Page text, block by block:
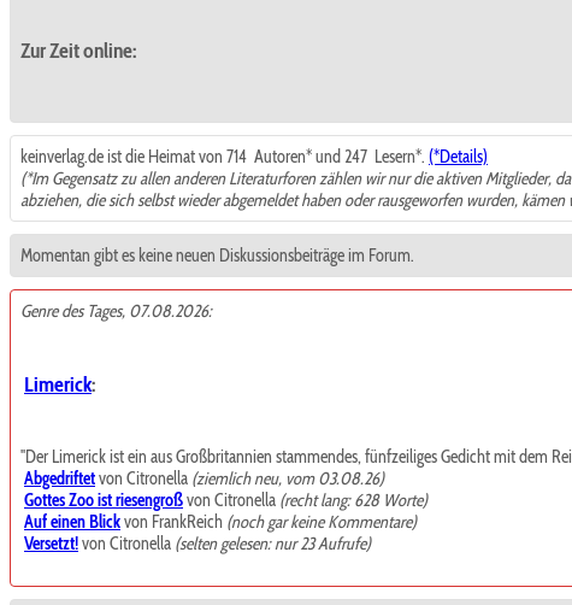
Zur Zeit online:
keinverlag.de ist die Heimat von 714 Autoren* und 247 Lesern*. (*Details)
(*Im Gegensatz zu allen anderen Literaturforen zählen wir nur die aktiven Mitglieder,
abziehen, die sich selbst wieder abgemeldet haben oder rausgeworfen wurden,
Momentan gibt es keine neuen Diskussionsbeiträge im Forum.
Genre des Tages, 07.08.2026:
Limerick:
"Der Limerick ist ein aus Großbritannien stammendes, fünfzeiliges Gedicht mit dem
Abgedriftetvon Citronella (ziemlich neu, vom 03.08.26)
Gottes Zoo ist riesengroßvon Citronella (recht lang: 628 Worte)
Auf einen Blickvon FrankReich (noch gar keine Kommentare)
Versetzt!von Citronella (selten gelesen: nur 23 Aufrufe)